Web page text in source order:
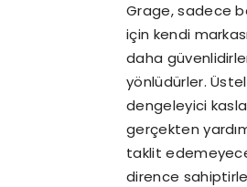
Grage, sadece
için kendi
daha
yönlüdürler.
dengeleyici
gerçekten
taklit
dirence